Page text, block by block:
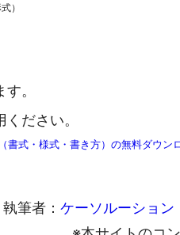
）
。
ださい。
書式・様式・書き方）の無料ダウ
執筆者： ケーソルーション